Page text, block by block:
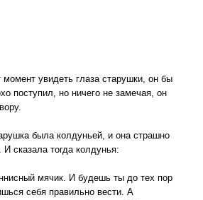
увидеть глаза старушки, он бы
поступил, но ничего не замечая, он
была колдуньей, и она страшно
сказала тогда колдунья:
мячик. И будешь ты до тех пор
себя правильно вести. А